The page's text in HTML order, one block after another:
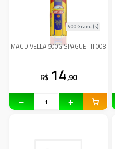
MAC DIVELLA 500G SPAGUETTI 008
500 Grama(s)
R$ 14,90